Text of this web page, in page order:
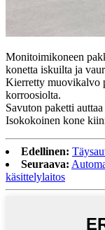
Monitoimikoneen
konetta iskuilta ja
Kierretty muovikalvo
korroosiolta.
Savuton paketti
Isokokoinen kone
Edellinen:
Seuraava:
käsittelylaitos